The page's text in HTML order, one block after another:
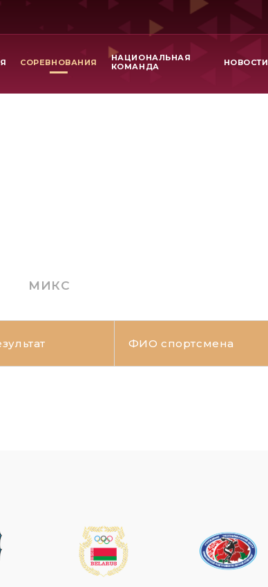
СОРЕВНОВАНИЯ
НАЦИОНАЛЬНАЯ
КОМАНДА
НОВОСТИ
МИКС
ФИО спортсмена